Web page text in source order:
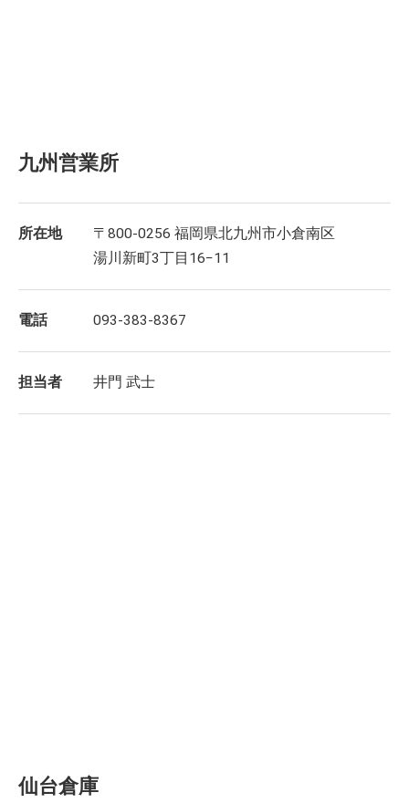
九州営業所
所在地
〒800-0256 福岡県北九州市小倉南区
湯川新町3丁目16−11
電話 093-383-8367
担当者 井門 武士
仙台倉庫